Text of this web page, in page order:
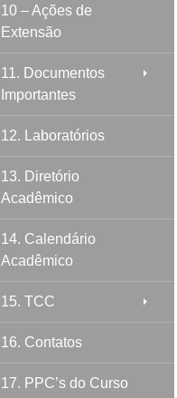
10 – Ações de
Extensão
11. Documentos
Importantes
12. Laboratórios
13. Diretório
Acadêmico
14. Calendário
Acadêmico
15. TCC
16. Contatos
17. PPC’s do Curso